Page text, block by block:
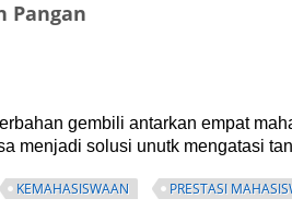
Pangan
gembili antarkan empat
menjadi solusi unutk mengatasi
KEMAHASISWAAN PRESTASI